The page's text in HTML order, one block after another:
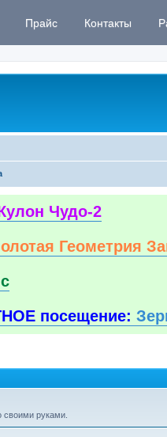
Прайс Контакты
Чудо-2
Геометрия
посещение:
руками.